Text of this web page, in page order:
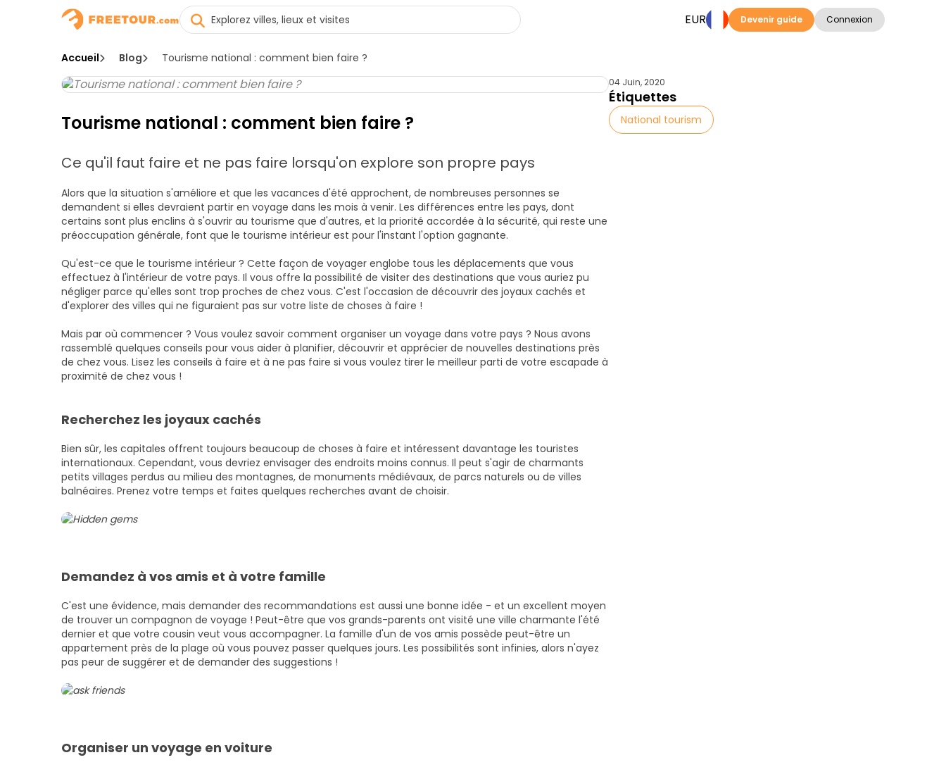
EUR Devenir guide Connexion
Accueil Blog Tourisme national : comment bien faire ?
Tourisme national : comment bien faire ?
Ce qu'il faut faire et ne pas faire lorsqu'on explore son propre pays
Alors que la situation s'améliore et que les vacances d'été approchent, de nombreuses personnes se
demandent si elles devraient partir en voyage dans les mois à venir. Les différences entre les pays, dont
certains sont plus enclins à s'ouvrir au tourisme que d'autres, et la priorité accordée à la sécurité, qui reste une
préoccupation générale, font que le tourisme intérieur est pour l'instant l'option gagnante.
Qu'est-ce que le tourisme intérieur ? Cette façon de voyager englobe tous les déplacements que vous
effectuez à l'intérieur de votre pays. Il vous offre la possibilité de visiter des destinations que vous auriez pu
négliger parce qu'elles sont trop proches de chez vous. C'est l'occasion de découvrir des joyaux cachés et
d'explorer des villes qui ne figuraient pas sur votre liste de choses à faire !
Mais par où commencer ? Vous voulez savoir comment organiser un voyage dans votre pays ? Nous avons
rassemblé quelques conseils pour vous aider à planifier, découvrir et apprécier de nouvelles destinations près
de chez vous. Lisez les conseils à faire et à ne pas faire si vous voulez tirer le meilleur parti de votre escapade à
proximité de chez vous !
Recherchez les joyaux cachés
Bien sûr, les capitales offrent toujours beaucoup de choses à faire et intéressent davantage les touristes
internationaux. Cependant, vous devriez envisager des endroits moins connus. Il peut s'agir de charmants
petits villages perdus au milieu des montagnes, de monuments médiévaux, de parcs naturels ou de villes
balnéaires. Prenez votre temps et faites quelques recherches avant de choisir.
Demandez à vos amis et à votre famille
C'est une évidence, mais demander des recommandations est aussi une bonne idée - et un excellent moyen
de trouver un compagnon de voyage ! Peut-être que vos grands-parents ont visité une ville charmante l'été
dernier et que votre cousin veut vous accompagner. La famille d'un de vos amis possède peut-être un
appartement près de la plage où vous pouvez passer quelques jours. Les possibilités sont infinies, alors n'ayez
pas peur de suggérer et de demander des suggestions !
Organiser un voyage en voiture
04 Juin, 2020
Étiquettes
National tourism